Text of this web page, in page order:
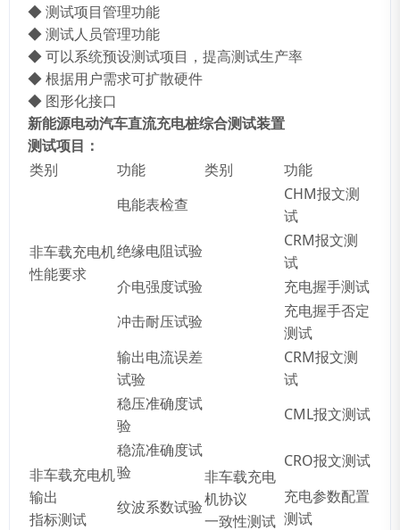
◆ 测试项目管理功能
◆ 测试人员管理功能
◆ 可以系统预设测试项目，提高测试生产率
◆ 根据用户需求可扩散硬件
◆ 图形化接口
新能源电动汽车直流充电桩综合测试装置
测试项目：
类别
功能 类别 功能
非车载充电机
性能要求
电能表检查
非车载充电
机协议
一致性测试
CHM报文测
试
绝缘电阻试验
CRM报文测
试
介电强度试验
充电握手测试
冲击耐压试验
充电握手否定
测试
非车载充电机
输出
指标测试
输出电流误差
试验
CRM报文测
试
稳压准确度试
验
CML报文测试
稳流准确度试
验
CRO报文测试
纹波系数试验
充电参数配置
测试